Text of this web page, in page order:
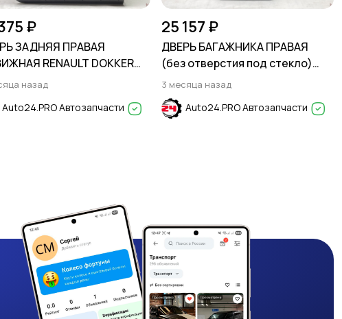
₽
ЗАДНЯЯ ПРАВАЯ
RENAULT DOKKER
2020назад
Auto24.PRO Автозапчасти
25 157 ₽
ДВЕРЬ БАГАЖНИКА ПРАВАЯ
(без отверстия под стекло)
RENAULT DOKKER 2012-2020
3 месяца назад
Auto24.PRO Автозапчасти